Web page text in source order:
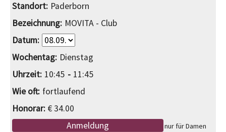
Paderborn
MOVITA - Club
Dienstag
10:45
11:45
fortlaufend
€ 34.00
Anmeldung
nur für Damen